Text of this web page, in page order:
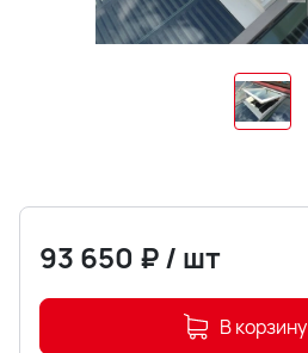
93 650 ₽/ шт
В корзину